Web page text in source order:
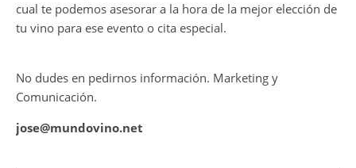
cual te podemos asesorar a la hora de la mejor elección de
tu vino para ese evento o cita especial.
No dudes en pedirnos información. Marketing y
Comunicación.
jose@mundovino.net